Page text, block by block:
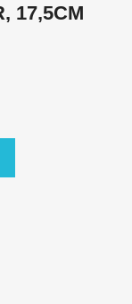
17,5CM